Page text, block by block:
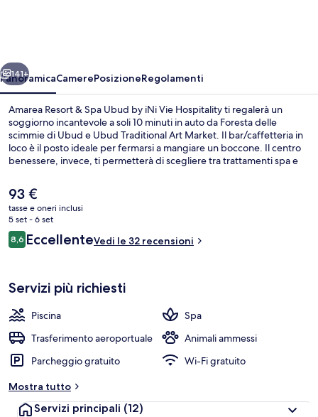
by
iNi
Vie
Hospitality
Avanti
141+
PanoramicaCamerePosizioneRegolamenti
Amarea Resort & Spa Ubud by iNi Vie Hospitality ti regalerà un
soggiorno incantevole a soli 10 minuti in auto da Foresta delle
scimmie di Ubud e Ubud Traditional Art Market. Il bar/caffetteria in
loco è il posto ideale per fermarsi a mangiare un boccone. Il centro
benessere, invece, ti permetterà di scegliere tra trattamenti spa e
piscina all'aperto, un bar/lounge e un giardino.
Il
prezzo
attuale
è
93 €
93 €
tasse e oneri inclusi
5 set - 6 set
Recensioni
8,68,6 su 10
EccellenteVedi le 32 recensioni
Servizi più richiesti
Piscina
Spa
Trasferimento aeroportuale
Animali ammessi
Parcheggio gratuito
Wi-Fi gratuito
Mostra tutto
Servizi principali (12)